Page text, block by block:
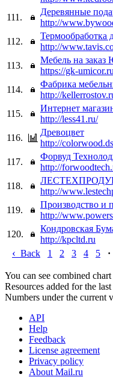
111.
Деревянные
http://
112.
Термообработка
http://
113.
Мебель на заказ
https://gk-
114.
Фабрика
http://
115.
Интернет
http://less41.ru/
116.
Древоцвет
http://
117.
Форвуд
http://
118.
http://
119.
Производство и
http://
120.
Кондровская
http://kpcltd.ru
‹ Back 1 2 3 4 5
You can see combined
Resources added for the
Numbers under the current
API
Help
Feedback
License agreement
Privacy policy
About Mail.ru